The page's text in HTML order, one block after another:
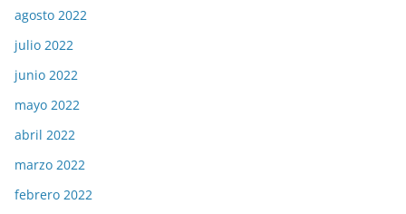
agosto 2022
julio 2022
junio 2022
mayo 2022
abril 2022
marzo 2022
febrero 2022